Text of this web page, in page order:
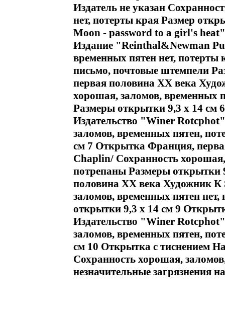
Издатель не указан
нет, потерты края Размер
Moon - password to a girl's
Издание "Reinthal&Newman
временных пятен нет, потерты
письмо, почтовые штемпели
первая половина ХХ века
хорошая, заломов, временных
Размеры открытки 9,3 х 14 см
Издательство "Winer
заломов, временных пятен,
см 7 Открытка Франция,
Chaplin/ Сохранность
потрепаны Размеры открытки
половина ХХ века Художник К
заломов, временных пятен
открытки 9,3 х 14 см 9
Издательство "Winer
заломов, временных пятен,
см 10 Открытка с тиснением
Сохранность хорошая,
незначительные загрязнения